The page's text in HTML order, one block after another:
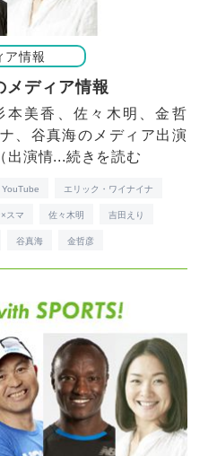
ア情報
メディア情報
本美香、佐々木明、金哲
、谷真海のメディア出演
出演情...続きを読む
YouTube エリック・ワイナイナ
スマ 佐々木明 吉田えり
谷真海 金哲彦